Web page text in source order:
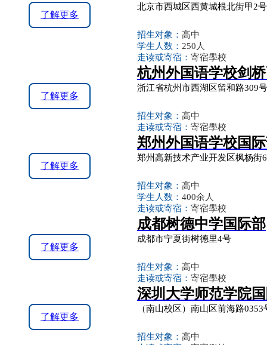
了解更多
北京市西城区西黄城根北街甲2号
招生对象： 高中
学生人数： 250人
走读或寄宿： 寄宿學校
了解更多
杭州外国语学校剑
浙江省杭州市西湖区留和路309号
招生对象： 高中
走读或寄宿： 寄宿學校
了解更多
郑州外国语学校国
郑州高新技术产业开发区枫杨街
招生对象： 高中
学生人数： 400余人
走读或寄宿： 寄宿學校
了解更多
成都树德中学国际部
成都市宁夏街树德里4号
招生对象： 高中
走读或寄宿： 寄宿學校
了解更多
深圳大学师范学院
（南山校区）南山区前海路
招生对象： 高中